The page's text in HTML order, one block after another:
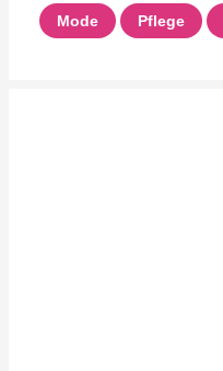
Mode Pflege